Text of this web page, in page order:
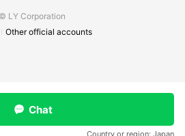
© LY Corporation
Other official accounts
Chat
Country or region: Japan